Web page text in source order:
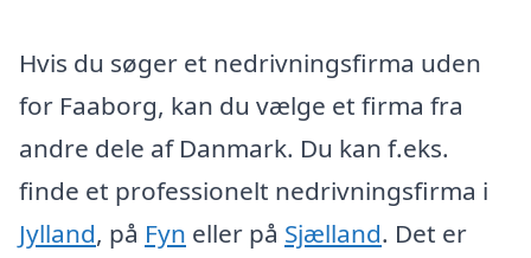
Hvis du søger et nedrivningsfirma uden
for Faaborg, kan du vælge et firma fra
andre dele af Danmark. Du kan f.eks.
finde et professionelt nedrivningsfirma i
Jylland, på Fyn eller på Sjælland. Det er